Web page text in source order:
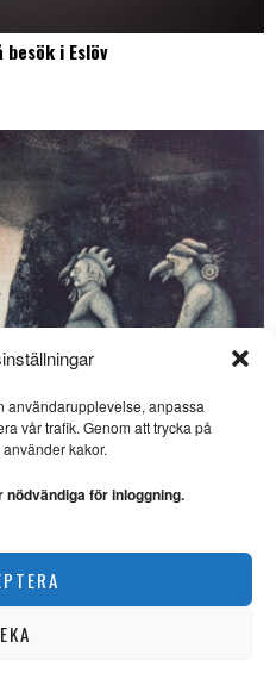
användarupplevelse, anpassa
vår trafik. Genom att trycka på
kakor.
för inloggning.
i Eslöv
värme
Gussy
flitig